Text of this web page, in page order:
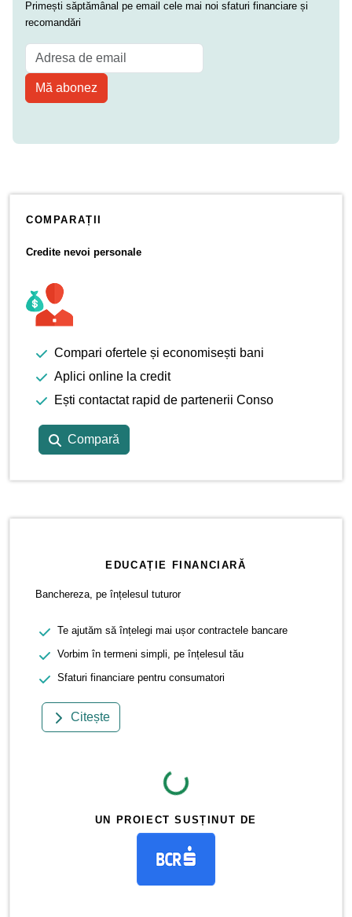
Primești săptămânal pe email cele mai noi sfaturi financiare și
recomandări
Mă abonez
COMPARAȚII
Credite nevoi personale
Compari ofertele și economisești bani
Aplici online la credit
Ești contactat rapid de partenerii Conso
Compară
EDUCAȚIE FINANCIARĂ
Banchereza, pe înțelesul tuturor
Te ajutăm să înțelegi mai ușor contractele bancare
Vorbim în termeni simpli, pe înțelesul tău
Sfaturi financiare pentru consumatori
Citește
UN PROIECT SUSȚINUT DE